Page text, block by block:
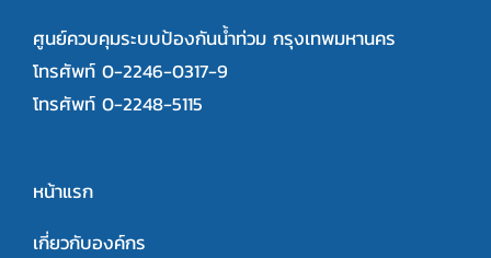
ศูนย์ควบคุมระบบป้องกันน้ำท่วม กรุงเทพมหานคร
โทรศัพท์ 0-2246-0317-9
โทรศัพท์ 0-2248-5115
หน้าแรก
เกี่ยวกับองค์กร